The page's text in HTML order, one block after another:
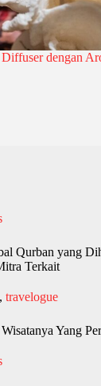
dengan
Qurban yang
Terkait
, travelogue
Yang